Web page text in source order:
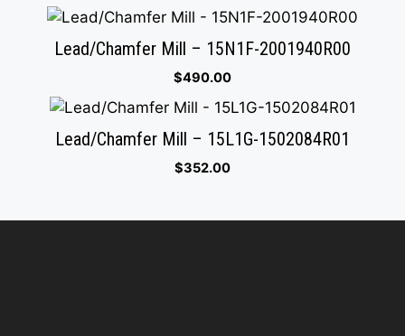
Lead/Chamfer Mill – 15N1F-2001940R00
$490.00
Lead/Chamfer Mill – 15L1G-1502084R01
$352.00